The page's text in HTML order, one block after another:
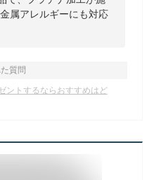
属アレルギーにも対応
質問
ントするならおすすめはど